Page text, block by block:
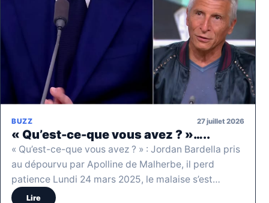
BUZZ 27 juillet 2026
« Qu’est-ce-que vous avez ? »…..
« Qu’est-ce-que vous avez ? » : Jordan Bardella pris
au dépourvu par Apolline de Malherbe, il perd
patience Lundi 24 mars 2025, le malaise s’est…
Lire